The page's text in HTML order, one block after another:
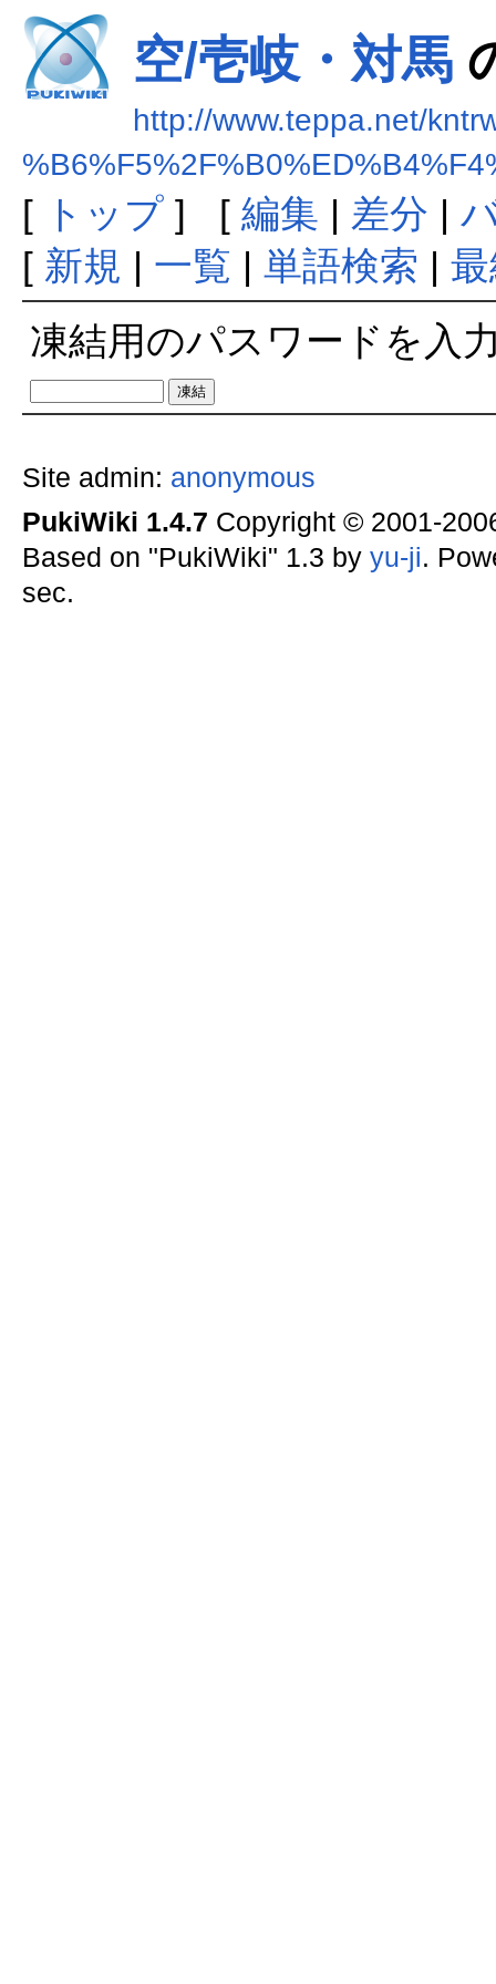
空/壱岐・対馬
http://www.teppa.net/
[ トップ] [ 編集 | 差分 |
[ 新規 | 一覧 | 単語検索 |
凍結用のパスワードを入
Site admin: anonymous
PukiWiki 1.4.7 Copyright © 2001-
Based on "PukiWiki" 1.3 by yu-ji.
sec.